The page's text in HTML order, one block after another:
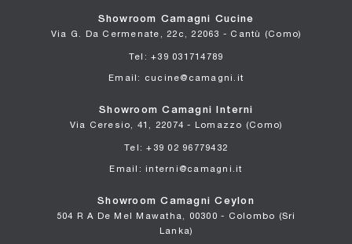
Showroom Camagni Cucine
Via G. Da Cermenate, 22c, 22063 - Cantù (Como)
Tel: +39 031714789
Email: cucine@camagni.it
Showroom Camagni Interni
Via Ceresio, 41, 22074 - Lomazzo (Como)
Tel: +39 02 96779432
Email: interni@camagni.it
Showroom Camagni Ceylon
504 R A De Mel Mawatha, 00300 - Colombo (Sri
Lanka)